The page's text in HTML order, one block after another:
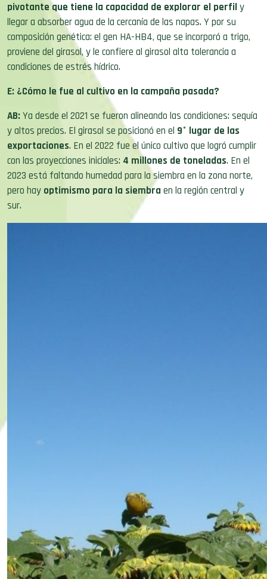
pivotante que tiene la capacidad de explorar el perfily
llegar a absorber agua de la cercanía de las napas. Y por su
composición genética: el gen HA-HB4, que se incorporó a trigo,
proviene del girasol, y le confiere al girasol alta tolerancia a
condiciones de estrés hídrico.
E: ¿Cómo le fue al cultivo en la campaña pasada?
AB: Ya desde el 2021 se fueron alineando las condiciones: sequía
y altos precios. El girasol se posicionó en el 9° lugar de las
exportaciones. En el 2022 fue el único cultivo que logró cumplir
con las proyecciones iniciales: 4 millones de toneladas. En el
2023 está faltando humedad para la siembra en la zona norte,
pero hay optimismo para la siembraen la región central y
sur.